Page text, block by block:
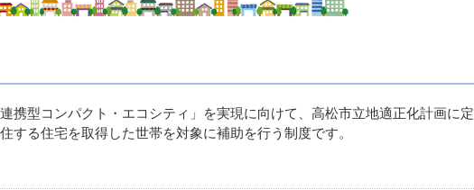
携型コンパクト・エコシティ」を実現に向けて、高松市立地適正化計画に定
する住宅を取得した世帯を対象に補助を行う制度です。